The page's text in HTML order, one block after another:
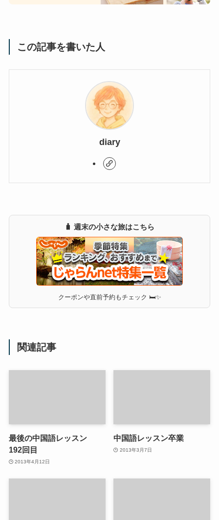
この記事を書いた人
diary
🧳 週末の小さな旅はこちら
クーポンや直前予約もチェック 🛏✨
関連記事
最後の中国語レッスン
192回目
2013年4月12日
中国語レッスン卒業
2013年3月7日